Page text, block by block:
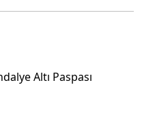
Altı Paspası